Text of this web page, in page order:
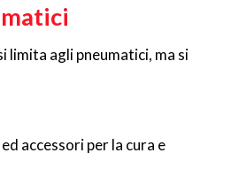
limita agli pneumatici, ma si
accessori per la cura e